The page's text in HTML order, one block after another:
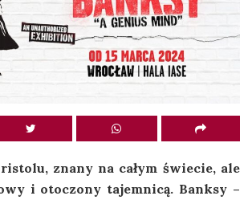
znany na całym świecie, ale
i otoczony tajemnicą. Banksy –